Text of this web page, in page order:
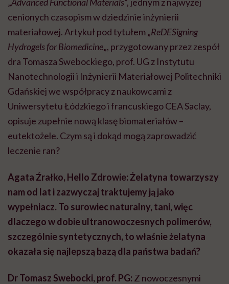
cenionych czasopism w dziedzinie inżynierii
materiałowej. Artykuł pod tytułem „ReDESigning
Hydrogels for Biomedicine„, przygotowany przez zespół
dra Tomasza Swebockiego, prof. UG z Instytutu
Nanotechnologii i Inżynierii Materiałowej Politechniki
Gdańskiej we współpracy z naukowcami z
Uniwersytetu Łódzkiego i francuskiego CEA Saclay,
opisuje zupełnie nową klasę biomateriałów –
eutektożele. Czym są i dokąd mogą zaprowadzić
leczenie ran?
Agata Źrałko, Hello Zdrowie: Żelatyna towarzyszy
nam od lat i zazwyczaj traktujemy ją jako
wypełniacz. To surowiec naturalny, tani, więc
dlaczego w dobie ultranowoczesnych polimerów,
szczególnie syntetycznych, to właśnie żelatyna
okazała się najlepszą bazą dla państwa badań?
Dr Tomasz Swebocki, prof. PG: Z nowoczesnymi